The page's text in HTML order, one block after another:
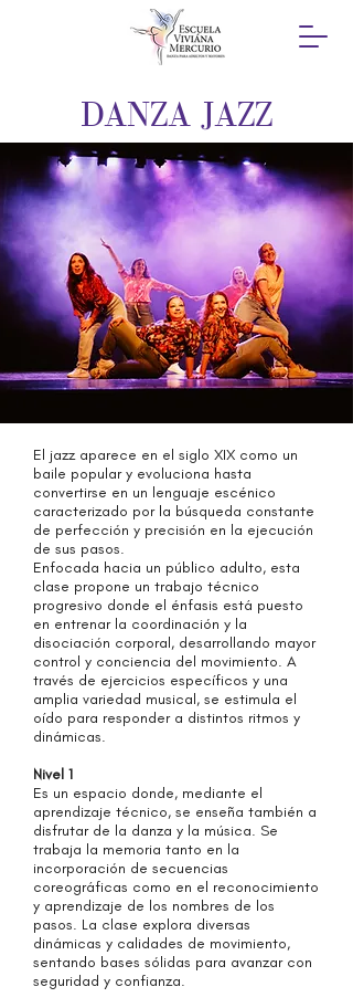
DANZA JAZZ
El jazz aparece en el siglo XIX como un
baile popular y evoluciona hasta
convertirse en un lenguaje escénico
caracterizado por la búsqueda constante
de perfección y precisión en la ejecución
de sus pasos.
Enfocada hacia un público adulto, esta
clase propone un trabajo técnico
progresivo donde el énfasis está puesto
en entrenar la coordinación y la
disociación corporal, desarrollando mayor
control y conciencia del movimiento. A
través de ejercicios específicos y una
amplia variedad musical, se estimula el
oído para responder a distintos ritmos y
dinámicas.
Nivel 1
Es un espacio donde, mediante el
aprendizaje técnico, se enseña también a
disfrutar de la danza y la música. Se
trabaja la memoria tanto en la
incorporación de secuencias
coreográficas como en el reconocimiento
y aprendizaje de los nombres de los
pasos. La clase explora diversas
dinámicas y calidades de movimiento,
sentando bases sólidas para avanzar con
seguridad y confianza.